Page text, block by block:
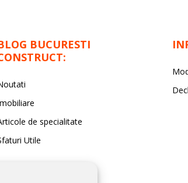
BUCURESTI
de specialitate
Utile